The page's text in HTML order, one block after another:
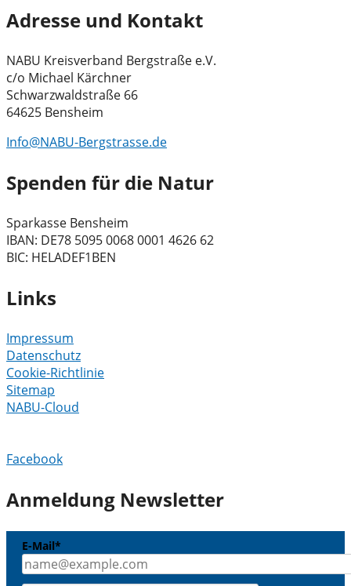
Adresse und Kontakt
NABU Kreisverband Bergstraße e.V.
c/o Michael Kärchner
Schwarzwaldstraße 66
64625 Bensheim
Info@NABU-Bergstrasse.de
Spenden für die Natur
Sparkasse Bensheim
IBAN: DE78 5095 0068 0001 4626 62
BIC: HELADEF1BEN
Links
Impressum
Datenschutz
Cookie-Richtlinie
Sitemap
NABU-Cloud
Facebook
Anmeldung Newsletter
E-Mail*